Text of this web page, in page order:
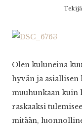
Tekijä
Olen kuluneina
hyvän ja asiallisen
muuhunkaan kuin
raskaaksi
mitään,